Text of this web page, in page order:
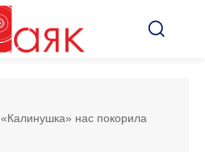
«Калинушка» нас покорила